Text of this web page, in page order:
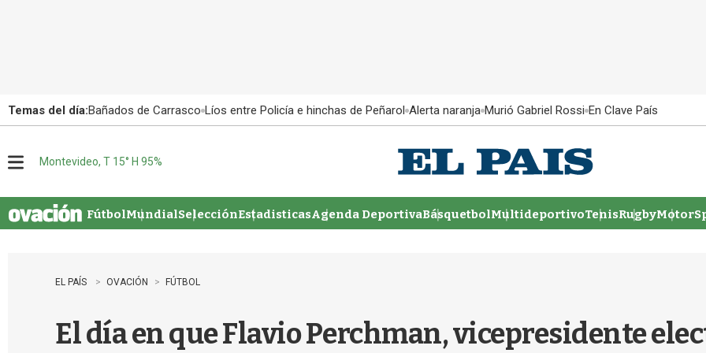
Temas del día:Bañados de Carrasco Líos entre Policía e hinchas de Peñarol Alerta naranja Murió Gabriel Rossi En Clave País
u
Montevideo, T 15° H 95%
FútbolMundialSelecciónEstadisticasAgenda DeportivaBásquetbolMultideportivoTenisRugby
EL PAÍS OVACIÓN FÚTBOL
El día en que Flavio Perchman, vicepresidente